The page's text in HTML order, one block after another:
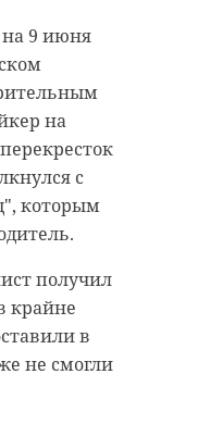
9 июня
на
с
которым
получил
крайне
в
не смогли